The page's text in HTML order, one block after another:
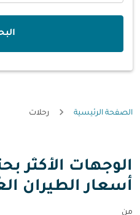
الصفحة الرئيسية رحلات
الوجهات الأكثر
أسعار الطيران
من